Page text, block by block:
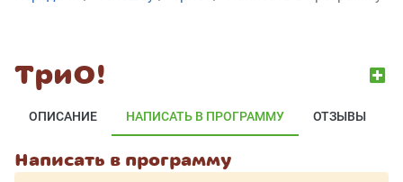
ТриО!
ОПИСАНИЕ НАПИСАТЬ В ПРОГРАММУ ОТЗЫВЫ
Написать в программу